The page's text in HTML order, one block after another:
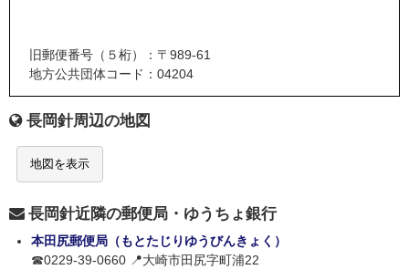
旧郵便番号（５桁）：〒989-61
地方公共団体コード：04204
長岡針周辺の地図
地図を表示
長岡針近隣の郵便局・ゆうちょ銀行
本田尻郵便局（もとたじりゆうびんきょく）
☎0229-39-0660 📍大崎市田尻字町浦22